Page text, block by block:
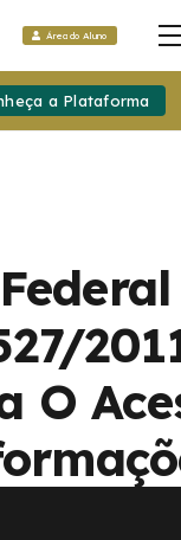
Área do Aluno
a Plataforma
O